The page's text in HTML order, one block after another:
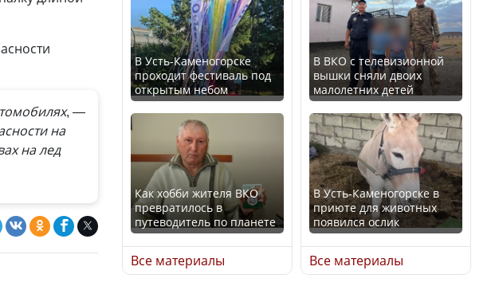
, —
на
на лед
предложениями
Искусственный интеллект
официально включили в
школьную программу
Казахстана
В Казахстане стало
проще получить
направления на
медицинские
обследования
казахстанских прав
Трамп официально
вступил в должность
президента США
Луну признали объектом
культурного наследия,
находящегося под
угрозой исчезновения
В Усть-Каменогорске
проходит фестиваль под
открытым небом
Как хобби жителя ВКО
превратилось в
путеводитель по планете
Все материалы
В ВКО с телевизионной
вышки сняли двоих
малолетних детей
В Усть-Каменогорске в
приюте для животных
появился ослик
Все материалы